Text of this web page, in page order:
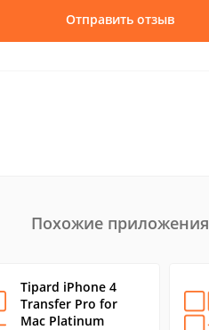
Отправить отзыв
Похожие приложения
Tipard iPhone 4
Transfer Pro for
Mac Platinum